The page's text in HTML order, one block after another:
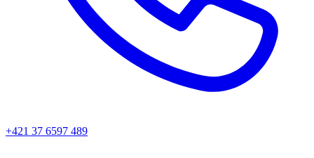
+421 37 6597 489